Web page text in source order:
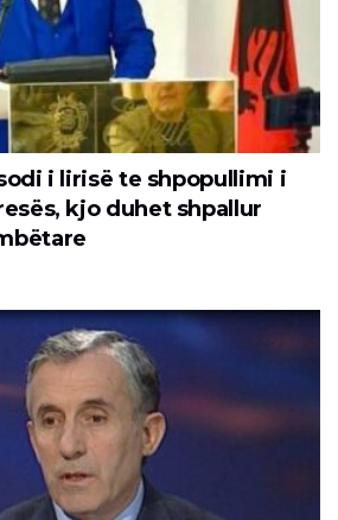
i lirisë te shpopullimi i
kjo duhet shpallur